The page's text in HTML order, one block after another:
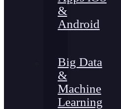
&
Android
Big Data
&
Machine
Learning